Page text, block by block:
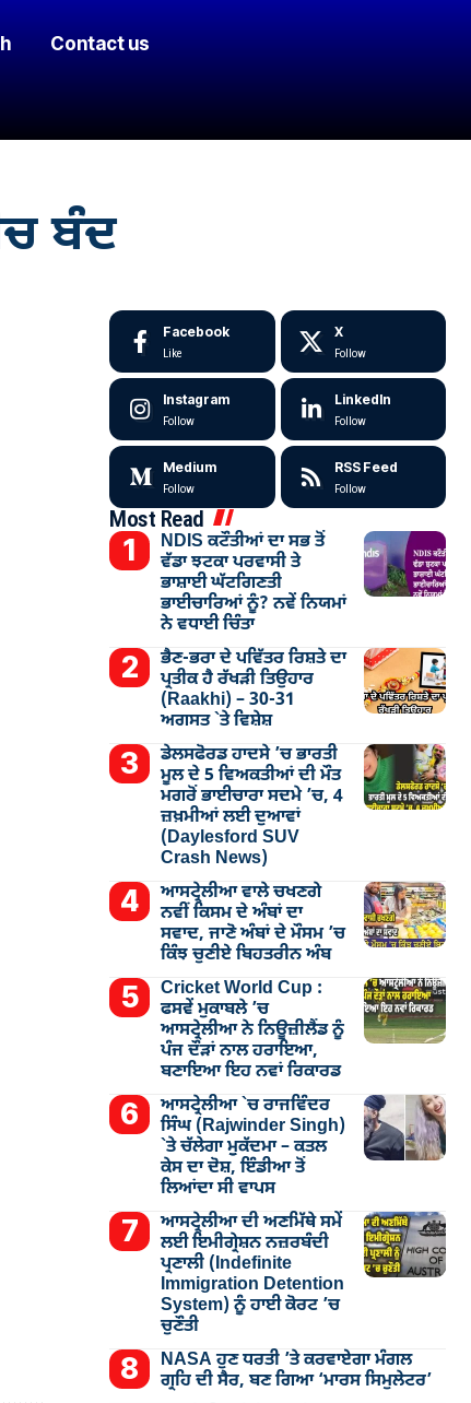
Contact us
ਬੰਦ
Facebook
Like
X
Follow
Instagram
Follow
LinkedIn
Follow
Medium
Follow
RSS Feed
Follow
Most Read
NDIS ਕਟੌਤੀਆਂ ਦਾ ਸਭ ਤੋਂ
ਵੱਡਾ ਝਟਕਾ ਪਰਵਾਸੀ ਤੇ
ਭਾਸ਼ਾਈ ਘੱਟਗਿਣਤੀ
ਭਾਈਚਾਰਿਆਂ ਨੂੰ? ਨਵੇਂ ਨਿਯਮਾਂ
ਨੇ ਵਧਾਈ ਚਿੰਤਾ
ਭੈਣ-ਭਰਾ ਦੇ ਪਵਿੱਤਰ ਰਿਸ਼ਤੇ ਦਾ
ਪ੍ਰਤੀਕ ਹੈ ਰੱਖੜੀ ਤਿਉਹਾਰ
(Raakhi) – 30-31
ਅਗਸਤ `ਤੇ ਵਿਸ਼ੇਸ਼
ਡੇਲਸਫੋਰਡ ਹਾਦਸੇ ’ਚ ਭਾਰਤੀ
ਮੂਲ ਦੇ 5 ਵਿਅਕਤੀਆਂ ਦੀ ਮੌਤ
ਮਗਰੋਂ ਭਾਈਚਾਰਾ ਸਦਮੇ ’ਚ, 4
ਜ਼ਖ਼ਮੀਆਂ ਲਈ ਦੁਆਵਾਂ
(Daylesford SUV
Crash News)
ਆਸਟ੍ਰੇਲੀਆ ਵਾਲੇ ਚਖਣਗੇ
ਨਵੀਂ ਕਿਸਮ ਦੇ ਅੰਬਾਂ ਦਾ
ਸਵਾਦ, ਜਾਣੋ ਅੰਬਾਂ ਦੇ ਮੌਸਮ ’ਚ
ਕਿੰਝ ਚੁਣੀਏ ਬਿਹਤਰੀਨ ਅੰਬ
Cricket World Cup :
ਫਸਵੇਂ ਮੁਕਾਬਲੇ ’ਚ
ਆਸਟ੍ਰੇਲੀਆ ਨੇ ਨਿਊਜ਼ੀਲੈਂਡ ਨੂੰ
ਪੰਜ ਦੌੜਾਂ ਨਾਲ ਹਰਾਇਆ,
ਬਣਾਇਆ ਇਹ ਨਵਾਂ ਰਿਕਾਰਡ
ਆਸਟ੍ਰੇਲੀਆ `ਚ ਰਾਜਵਿੰਦਰ
ਸਿੰਘ (Rajwinder Singh)
`ਤੇ ਚੱਲੇਗਾ ਮੁੁਕੱਦਮਾ – ਕਤਲ
ਕੇਸ ਦਾ ਦੋਸ਼, ਇੰਡੀਆ ਤੋਂ
ਲਿਆਂਦਾ ਸੀ ਵਾਪਸ
ਆਸਟ੍ਰੇਲੀਆ ਦੀ ਅਣਮਿੱਥੇ ਸਮੇਂ
ਲਈ ਇਮੀਗ੍ਰੇਸ਼ਨ ਨਜ਼ਰਬੰਦੀ
ਪ੍ਰਣਾਲੀ (Indefinite
Immigration Detention
System) ਨੂੰ ਹਾਈ ਕੋਰਟ ’ਚ
ਚੁਣੌਤੀ
NASA ਹੁਣ ਧਰਤੀ ’ਤੇ ਕਰਵਾਏਗਾ ਮੰਗਲ
ਗ੍ਰਹਿ ਦੀ ਸੈਰ, ਬਣ ਗਿਆ ‘ਮਾਰਸ ਸਿਮੁਲੇਟਰ’